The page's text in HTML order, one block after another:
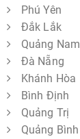
Phú Yên
Đắk Lắk
Quảng Nam
Đà Nẵng
Khánh Hòa
Bình Định
Quảng Trị
Quảng Bình